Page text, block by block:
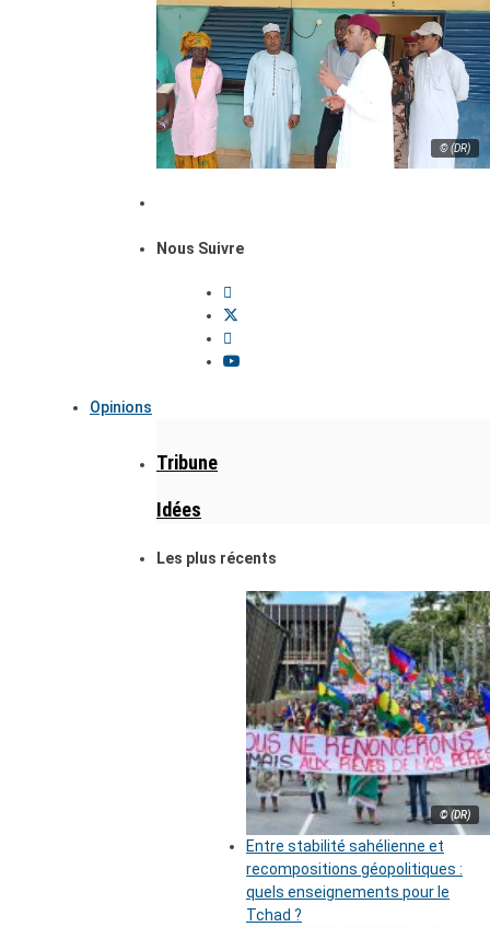
© (DR)
Nous Suivre
Opinions
Tribune
Idées
Les plus récents
© (DR)
Entre stabilité sahélienne et
recompositions géopolitiques :
quels enseignements pour le
Tchad ?